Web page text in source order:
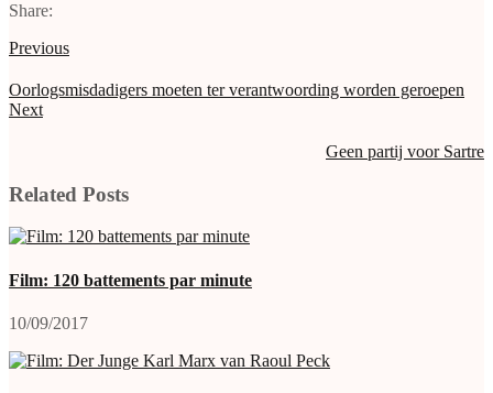
Share:
Previous
Oorlogsmisdadigers moeten ter verantwoording worden geroepen
Next
Geen partij voor Sartre
Related Posts
Film: 120 battements par minute
10/09/2017